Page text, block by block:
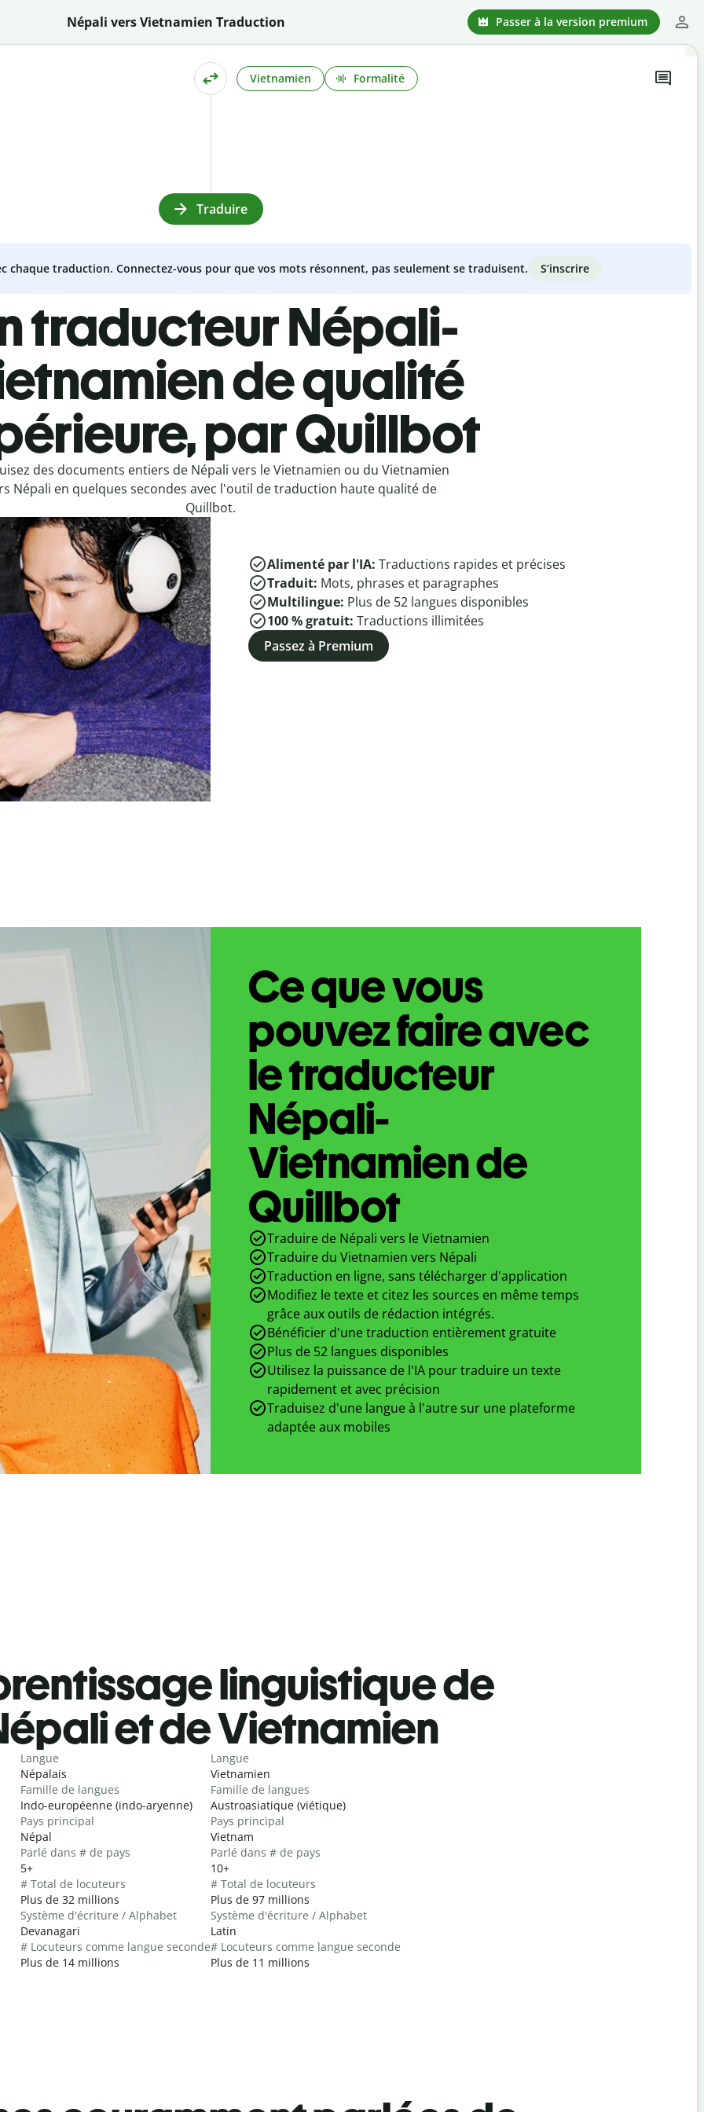
Népali vers Vietnamien Traduction Passer à la version premium
Vietnamien Formalité
Traduire
chaque traduction. Connectez-vous pour que vos mots résonnent, pas seulement se traduisent. S’inscrire
traducteur Népali-
de qualité
par Quillbot
des documents entiers de Népali vers le Vietnamien ou du Vietnamien
Népali en quelques secondes avec l'outil de traduction haute qualité de
Quillbot.
Alimenté par l'IA: Traductions rapides et précises
Traduit: Mots, phrases et paragraphes
Multilingue: Plus de 52 langues disponibles
100 % gratuit: Traductions illimitées
Passez à Premium
Ce que vous
pouvez faire avec
le traducteur
Népali-
Vietnamien de
Quillbot
Traduire de Népali vers le Vietnamien
Traduire du Vietnamien vers Népali
Traduction en ligne, sans télécharger d'application
Modifiez le texte et citez les sources en même temps
grâce aux outils de rédaction intégrés.
Bénéficier d'une traduction entièrement gratuite
Plus de 52 langues disponibles
Utilisez la puissance de l'IA pour traduire un texte
rapidement et avec précision
Traduisez d'une langue à l'autre sur une plateforme
adaptée aux mobiles
linguistique de
et de Vietnamien
Langue
Népalais
Famille de langues
Indo-européenne (indo-aryenne)
Pays principal
Népal
Parlé dans # de pays
5+
# Total de locuteurs
Plus de 32 millions
Système d'écriture / Alphabet
Devanagari
# Locuteurs comme langue seconde
Plus de 14 millions
Langue
Vietnamien
Famille de langues
Austroasiatique (viétique)
Pays principal
Vietnam
Parlé dans # de pays
10+
# Total de locuteurs
Plus de 97 millions
Système d'écriture / Alphabet
Latin
# Locuteurs comme langue seconde
Plus de 11 millions